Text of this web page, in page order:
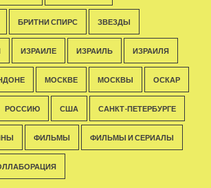
БРИТНИ СПИРС ЗВЕЗДЫ
ИЗРАИЛЕ ИЗРАИЛЬ ИЗРАИЛЯ
МОСКВЕ МОСКВЫ ОСКАР
РОССИЮ США САНКТ-ПЕТЕРБУРГЕ
ФИЛЬМЫ ФИЛЬМЫ И СЕРИАЛЫ